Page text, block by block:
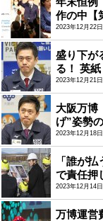
作の中【
2023年12月22日
盛り下が
る！ 英
2023年12月21日
大阪万博
げ”姿勢
2023年12月18日
「誰が
で責任押
2023年12月14日
万博運営